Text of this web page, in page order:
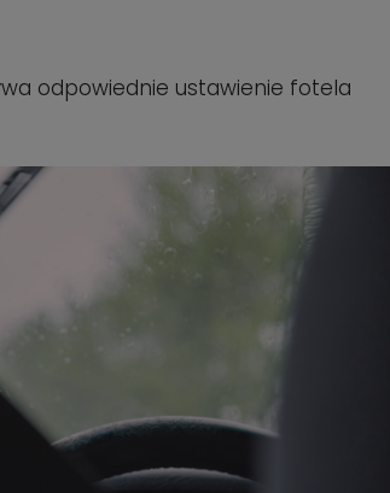
odpowiednie ustawienie fotela